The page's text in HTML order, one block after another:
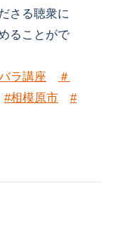
さる聴衆に
ることがで
ラ講座
＃
#相模原市
#